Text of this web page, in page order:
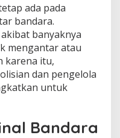
ada pada
bandara.
banyaknya
mengantar atau
karena itu,
dan pengelola
untuk
Bandara